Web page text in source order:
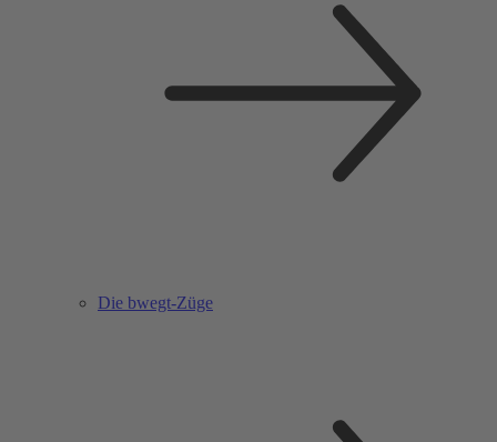
Die bwegt-Züge